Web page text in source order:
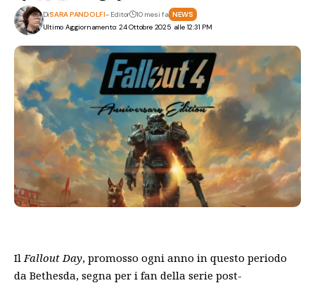
Ultimo Aggiornamento: 24 Ottobre 2025 alle 12:31 PM
DiSARA PANDOLFI- Editor 10 mesi fa NEWS
Il Fallout Day, promosso ogni anno in questo periodo
da Bethesda, segna per i fan della serie post-